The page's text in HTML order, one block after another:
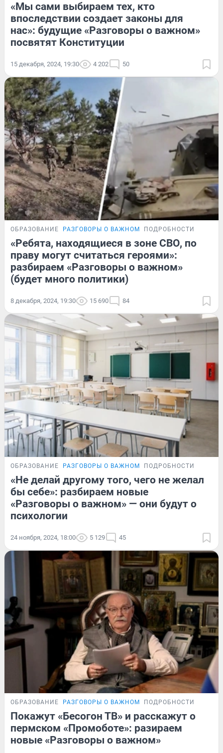
«Мы сами выбираем тех, кто
впоследствии создает законы для
нас»: будущие «Разговоры о важном»
посвятят Конституции
15 декабря, 2024, 19:30 4 202 50
ОБРАЗОВАНИЕ РАЗГОВОРЫ О ВАЖНОМ ПОДРОБНОСТИ
«Ребята, находящиеся в зоне СВО, по
праву могут считаться героями»:
разбираем «Разговоры о важном»
(будет много политики)
8 декабря, 2024, 19:30 15 690 84
ОБРАЗОВАНИЕ РАЗГОВОРЫ О ВАЖНОМ ПОДРОБНОСТИ
«Не делай другому того, чего не желал
бы себе»: разбираем новые
«Разговоры о важном» — они будут о
психологии
24 ноября, 2024, 18:00 5 129 45
ОБРАЗОВАНИЕ РАЗГОВОРЫ О ВАЖНОМ ПОДРОБНОСТИ
Покажут «Бесогон ТВ» и расскажут о
пермском «Промоботе»: разираем
новые «Разговоры о важном»